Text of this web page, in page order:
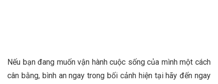
Nếu bạn đang muốn vận hành cuộc sống của mình một cách
cân bằng, bình an ngay trong bối cảnh hiện tại hãy đến ngay